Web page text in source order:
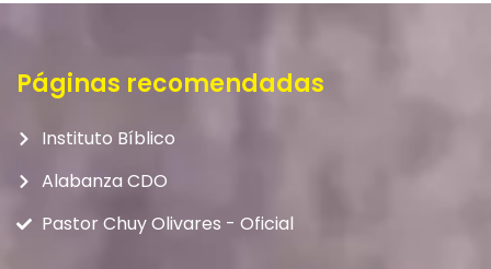
Páginas recomendadas
Instituto Bíblico
Alabanza CDO
Pastor Chuy Olivares - Oficial